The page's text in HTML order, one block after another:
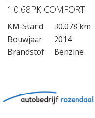
1.0 68PK COMFORT
KM-Stand
30.078 km
Bouwjaar
2014
Brandstof
Benzine